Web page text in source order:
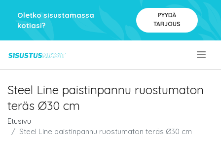
Oletko sisustamassa
kotiasi?
PYYDÄ
TARJOUS
Steel Line paistinpannu ruostumaton
teräs Ø30 cm
Etusivu
Steel Line paistinpannu ruostumaton teräs Ø30 cm